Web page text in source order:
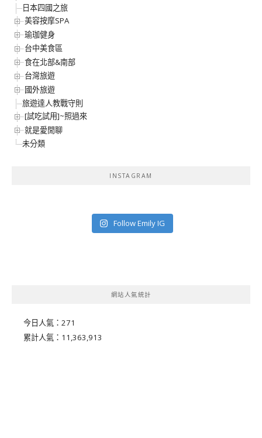
日本四國之旅
美容按摩SPA
瑜珈健身
台中美食區
食在北部&南部
台灣旅遊
國外旅遊
旅遊達人教戰守則
[試吃試用]~照過來
就是愛閒聊
未分類
INSTAGRAM
Follow Emily IG
網站人氣統計
今日人氣： 271
累計人氣： 11,363,913